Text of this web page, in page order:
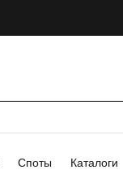
Споты Каталоги